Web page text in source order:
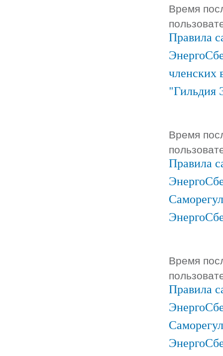
Время
Правила
членских
"Гильдия
Время
Правила
Время
Правила